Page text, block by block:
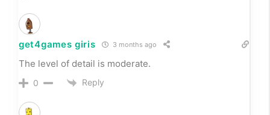
get4games giris 3 months ago
The level of detail is moderate.
0 Reply